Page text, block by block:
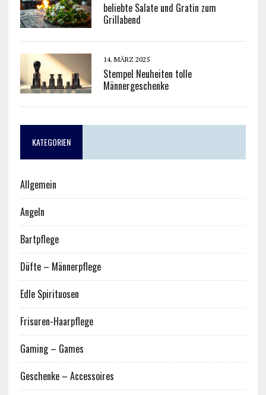
beliebte Salate und Gratin zum
Grillabend
14. MÄRZ 2025
Stempel Neuheiten tolle
Männergeschenke
KATEGORIEN
Allgemein
Angeln
Bartpflege
Düfte – Männerpflege
Edle Spirituosen
Frisuren-Haarpflege
Gaming – Games
Geschenke – Accessoires